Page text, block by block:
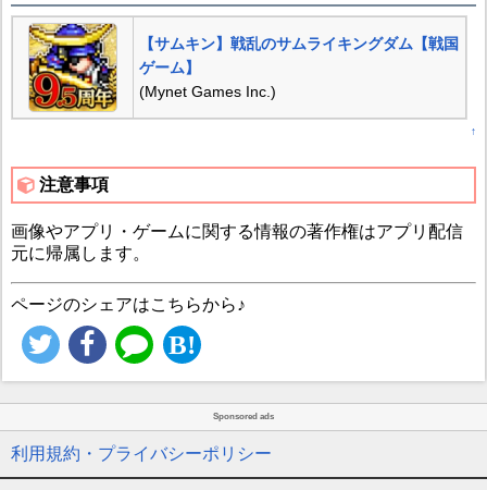
【サムキン】戦乱のサムライキングダム【戦国
ゲーム】
(Mynet Games Inc.)
↑
注意事項
画像やアプリ・ゲームに関する情報の著作権はアプリ配信
元に帰属します。
ページのシェアはこちらから♪
Sponsored ads
利用規約・プライバシーポリシー